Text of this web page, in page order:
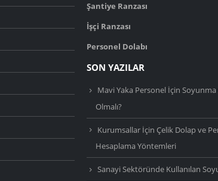
Şantiye Ranzası
İşçi Ranzası
Personel Dolabı
SON YAZILAR
Mavi Yaka Personel İçin Soyunma
Olmalı?
Kurumsallar İçin Çelik Dolap ve
Hesaplama Yöntemleri
Sanayi Sektöründe Kullanılan